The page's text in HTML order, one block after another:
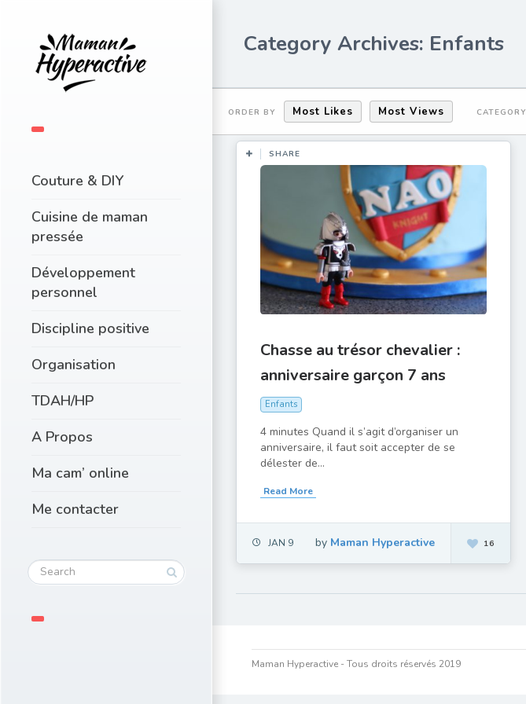
Couture & DIY
Cuisine de maman
pressée
Développement
personnel
Discipline positive
Organisation
TDAH/HP
A Propos
Ma cam’ online
Me contacter
Category Archives: Enfants
ORDER BY Most Likes Most Views CATEGORY
SHARE
Chasse au trésor chevalier :
anniversaire garçon 7 ans
Enfants
4 minutes Quand il s’agit d’organiser un
anniversaire, il faut soit accepter de se
délester de...
Read More
JAN 9 16
by Maman Hyperactive
Maman Hyperactive - Tous droits réservés 2019